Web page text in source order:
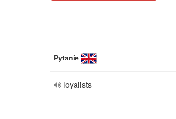
Pytanie
loyalists